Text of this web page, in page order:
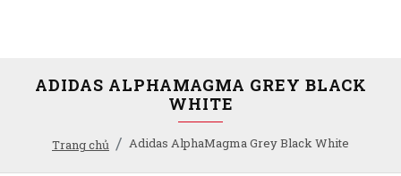
Trang chủ Adidas AlphaMagma Grey Black White
ADIDAS ALPHAMAGMA GREY BLACK
WHITE